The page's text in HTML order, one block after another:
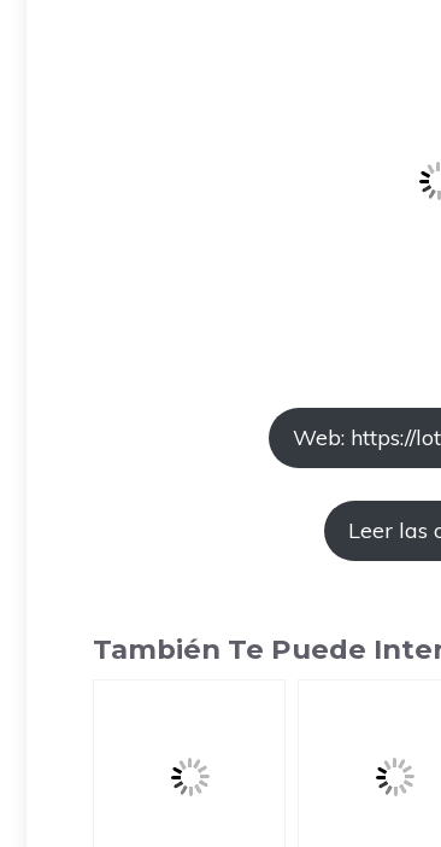
Web: https://
Leer las
También Te Puede